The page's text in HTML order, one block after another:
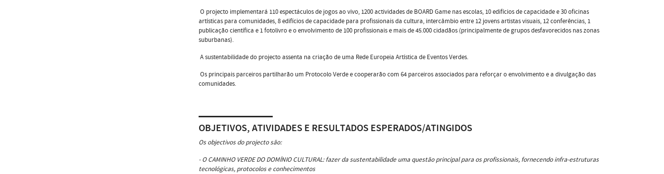
O projecto implementará 110 espectáculos de jogos ao vivo, 1200 actividades de BOARD Game nas escolas, 10 edifícios de capacidade e 30 oficinas
artísticas para comunidades, 8 edifícios de capacidade para profissionais da cultura, intercâmbio entre 12 jovens artistas visuais, 12 conferências, 1
publicação científica e 1 fotolivro e o envolvimento de 100 profissionais e mais de 45.000 cidadãos (principalmente de grupos desfavorecidos nas zonas
suburbanas).
A sustentabilidade do projecto assenta na criação de uma Rede Europeia Artística de Eventos Verdes.
Os principais parceiros partilharão um Protocolo Verde e cooperarão com 64 parceiros associados para reforçar o envolvimento e a divulgação das
comunidades.
OBJETIVOS, ATIVIDADES E RESULTADOS ESPERADOS/ATINGIDOS
Os objectivos do projecto são:
- O CAMINHO VERDE DO DOMÍNIO CULTURAL: fazer da sustentabilidade uma questão principal para os profissionais, fornecendo infra-estruturas
tecnológicas, protocolos e conhecimentos